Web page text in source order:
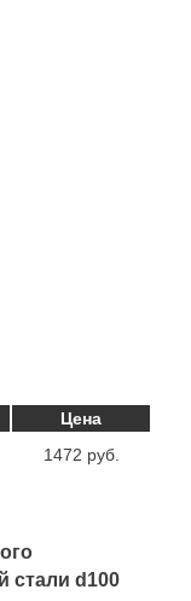
Цена
1472 руб.
стали d100